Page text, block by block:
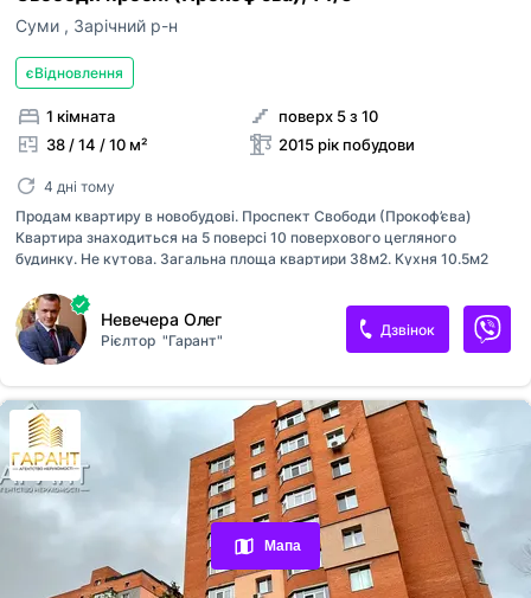
Обрані оголошення
Переглянуті оголошення
Суми , Зарічний р-н
єВідновлення
1 кімната
38 / 14 / 10 м²
поверх 5 з 10
2015 рік побудови
4 дні тому
Продам квартиру в новобудові. Проспект Свободи (Прокоф’єва)
Квартира знаходиться на 5 поверсі 10 поверхового цегляного
будинку. Не кутова. Загальна площа квартири 38м2. Кухня 10.5м2
укомплектована. При продажу залишаються всі меблі та техніка:
Хороша інфраструктура, все необхідне в пішій доступності. Поруч
річка, зона відпочинку. Будинок не над дорогою. Перегляди в будь-
який зручний для вас час. Вартість квартири 33000$. Пропонуйте.
Телефонуйте.
Невечера Олег
Рієлтор "Гарант"
Дзвінок
Мапа